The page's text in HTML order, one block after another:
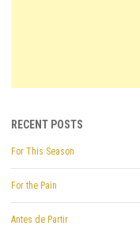
RECENT POSTS
For This Season
For the Pain
Antes de Partir